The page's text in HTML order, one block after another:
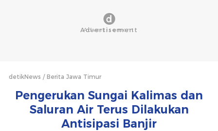
detikNews Berita Jawa Timur
Pengerukan Sungai Kalimas dan
Saluran Air Terus Dilakukan
Antisipasi Banjir